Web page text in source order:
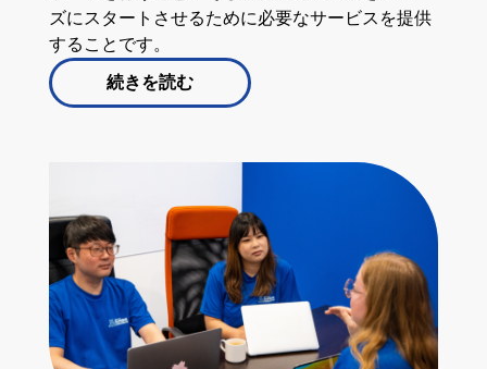
ズにスタートさせるために必要なサービスを提供
することです。
続きを読む